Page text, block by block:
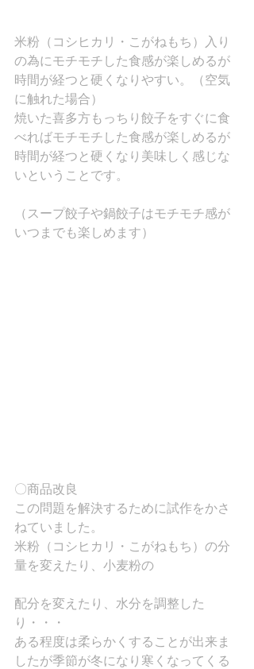
米粉（コシヒカリ・こがねもち）入り
の為にモチモチした食感が楽しめるが
時間が経つと硬くなりやすい。（空気
に触れた場合）
焼いた喜多方もっちり餃子をすぐに食
べればモチモチした食感が楽しめるが
時間が経つと硬くなり美味しく感じな
いということです。
（スープ餃子や鍋餃子はモチモチ感が
いつまでも楽しめます）
〇商品改良
この問題を解決するために試作をかさ
ねていました。
米粉（コシヒカリ・こがねもち）の分
量を変えたり、小麦粉の
配分を変えたり、水分を調整した
り・・・
ある程度は柔らかくすることが出来ま
したが季節が冬になり寒くなってくる